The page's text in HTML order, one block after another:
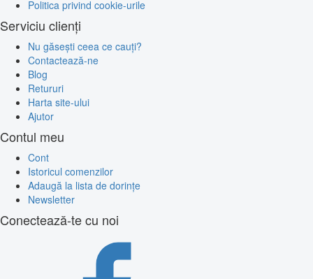
Politica privind cookie-urile
Serviciu clienți
Nu găsești ceea ce cauți?
Contactează-ne
Blog
Retururi
Harta site-ului
Ajutor
Contul meu
Cont
Istoricul comenzilor
Adaugă la lista de dorințe
Newsletter
Conectează-te cu noi